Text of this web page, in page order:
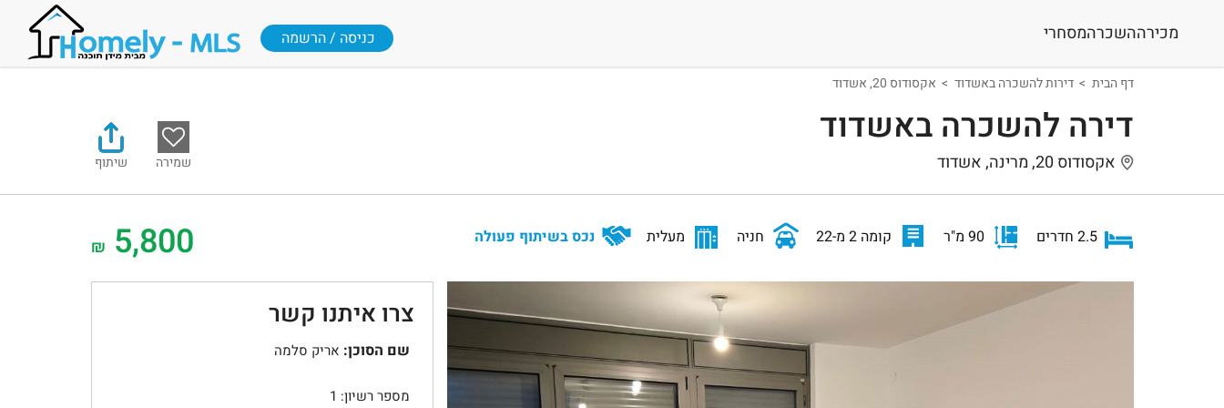
מכירההשכרהמסחרי כניסה / הרשמה
דף הבית דירות להשכרה באשדוד אקסודוס 20, אשדוד
דירה להשכרה באשדוד
אקסודוס 20, מרינה, אשדוד שמירה שיתוף
5,800
₪ 2.5 חדרים 90 מ"ר קומה 2 מ-22 חניה מעלית נכס בשיתוף פעולה
צרו איתנו קשר
שם הסוכן: אריק סלמה
מספר רשיון: 1